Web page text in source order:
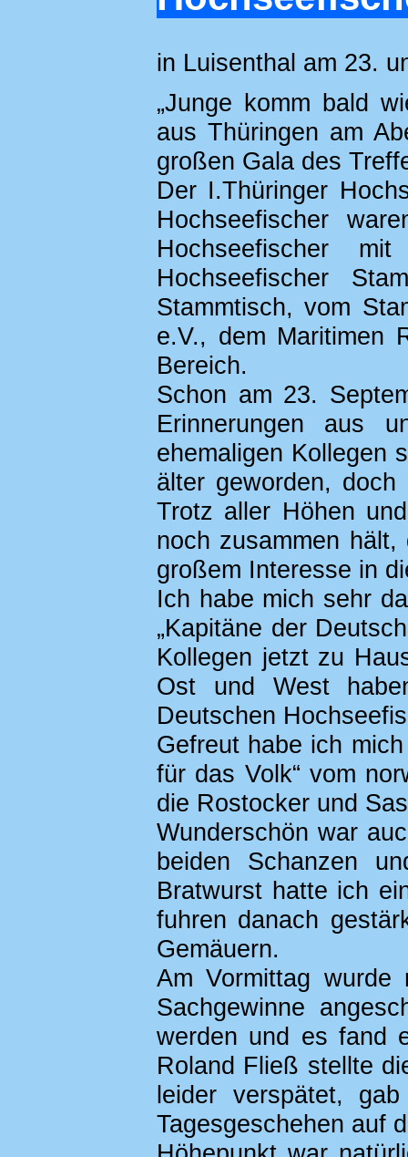
in Luisenthal am 23.
„Junge komm bald
aus Thüringen am
großen Gala des
Der I.Thüringer
Hochseefischer
Hochseefischer
Hochseefischer
Stammtisch, vom
e.V., dem Maritimen
Bereich.
Schon am 23.
Erinnerungen aus
ehemaligen Kollegen
älter geworden,
Trotz aller Höhen
noch zusammen
großem Interesse in
Ich habe mich sehr
„Kapitäne der
Kollegen jetzt zu
Ost und West
Deutschen
Gefreut habe ich
für das Volk“ vom
die Rostocker und
Wunderschön war
beiden Schanzen
Bratwurst hatte ich
fuhren danach
Gemäuern.
Am Vormittag wurde
Sachgewinne
werden und es fand
Roland Fließ stellte
leider verspätet,
Tagesgeschehen auf